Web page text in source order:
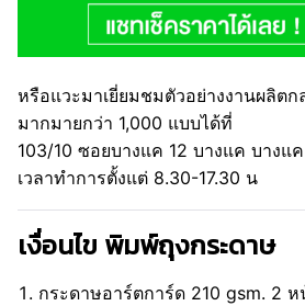
หรือแวะมาเยี่ยมชมตัวอย่างงานผลิต
มากมายกว่า 1,000 แบบได้ที่
103/10 ซอยบางแค 12 บางแค บางแ
เวลาทำการตั้งแต่ 8.30-17.30 น
เงื่อนไข พิมพ์ถุงกระดาษ
กระดาษอาร์ตการ์ด 210 gsm. 2